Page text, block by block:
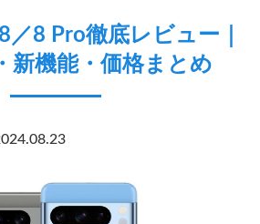
／8 Pro徹底レビュー｜
新機能・価格まとめ